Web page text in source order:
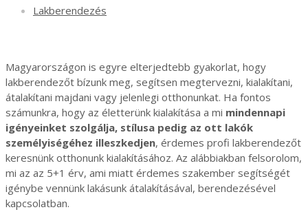
Lakberendezés
Magyarországon is egyre elterjedtebb gyakorlat, hogy
lakberendezőt bízunk meg, segítsen megtervezni, kialakítani,
átalakítani majdani vagy jelenlegi otthonunkat. Ha fontos
számunkra, hogy az életterünk kialakítása a mi mindennapi
igényeinket szolgálja, stílusa pedig az ott lakók
személyiségéhez illeszkedjen, érdemes profi lakberendezőt
keresnünk otthonunk kialakításához. Az alábbiakban felsorolom,
mi az az 5+1 érv, ami miatt érdemes szakember segítségét
igénybe vennünk lakásunk átalakításával, berendezésével
kapcsolatban.